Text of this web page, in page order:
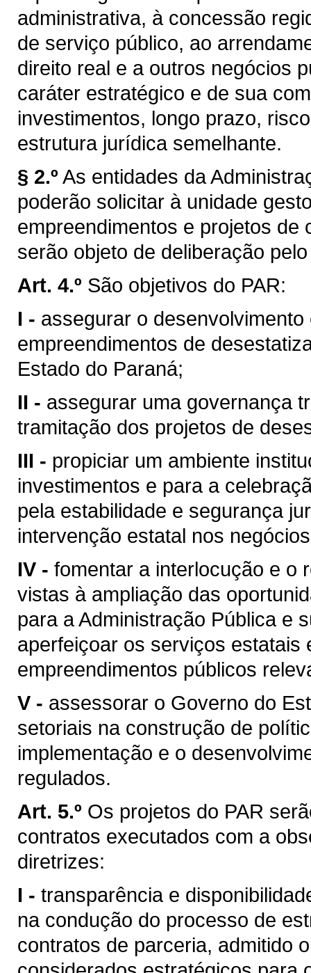
administrativa, à concessão
de serviço público, ao
direito real e a outros negócios
caráter estratégico e de sua
investimentos, longo prazo,
estrutura jurídica semelhante.
§ 2.º As entidades da
poderão solicitar à unidade
empreendimentos e projetos de
serão objeto de deliberação
Art. 4.º São objetivos do PAR:
I - assegurar o
empreendimentos de
Estado do Paraná;
II - assegurar uma governança
tramitação dos projetos de
III - propiciar um ambiente
investimentos e para a
pela estabilidade e segurança
intervenção estatal nos
IV - fomentar a interlocução e o
vistas à ampliação das
para a Administração Pública e
aperfeiçoar os serviços estatais
empreendimentos públicos
V - assessorar o Governo do
setoriais na construção de
implementação e o
regulados.
Art. 5.º Os projetos do PAR
contratos executados com a
diretrizes:
I - transparência e
na condução do processo de
contratos de parceria, admitido